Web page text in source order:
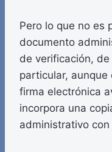
Pero lo que no es
documento
de verificación,
particular,
firma electrónica
incorpora una
administrativo